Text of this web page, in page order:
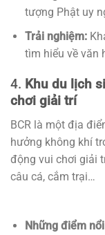
tượng Phật uy
Trải nghiệm:
tìm hiểu về văn
4. Khu du lịch
chơi giải trí
BCR là một địa
hưởng không khí
động vui chơi giải
câu cá, cắm trại…
Những điểm